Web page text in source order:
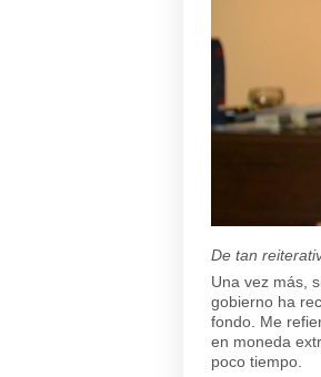
De tan
Una vez más,
gobierno ha
fondo. Me
en moneda
poco tiempo.